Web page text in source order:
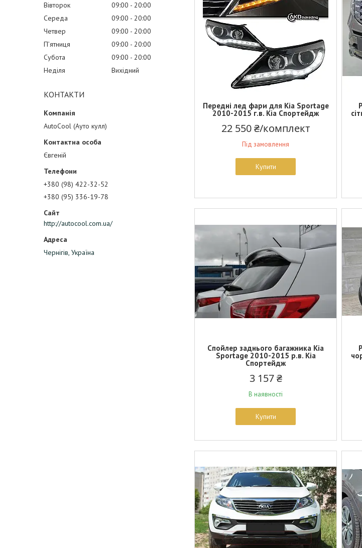
Вівторок
09:00
20:00
Середа
09:00
20:00
Четвер
09:00
20:00
Пʼятниця
09:00
20:00
Субота
09:00
20:00
Неділя
Вихідний
КОНТАКТИ
AutoCool (Ауто кулл)
Євгеній
+380 (98) 422-32-52
+380 (95) 336-19-78
http://autocool.com.ua/
Чернігів, Україна
Передні лед фари для Kia Sportage
2010-2015 г.в. Кіа Спортейдж
22 550 ₴/комплект
Під замовлення
Купити
Спойлер заднього багажника Kia
Sportage 2010-2015 р.в. Кіа
Спортейдж
3 157 ₴
В наявності
Купити